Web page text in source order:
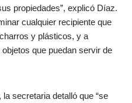
propiedades”, explicó Díaz.
cualquier recipiente que
y plásticos, y a
que puedan servir de
secretaria detalló que “se